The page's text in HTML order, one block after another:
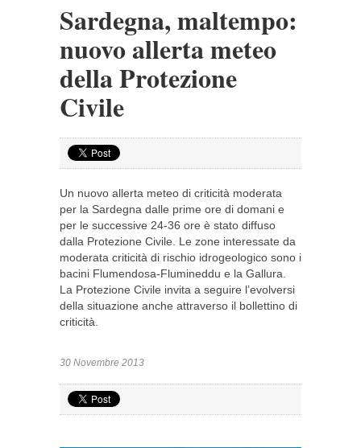
Sardegna, maltempo:
nuovo allerta meteo
della Protezione
Civile
Un nuovo allerta meteo di criticità moderata
per la Sardegna dalle prime ore di domani e
per le successive 24-36 ore è stato diffuso
dalla Protezione Civile. Le zone interessate da
moderata criticità di rischio idrogeologico sono i
bacini Flumendosa-Flumineddu e la Gallura.
La Protezione Civile invita a seguire l’evolversi
della situazione anche attraverso il bollettino di
criticità.
30 Novembre 2013